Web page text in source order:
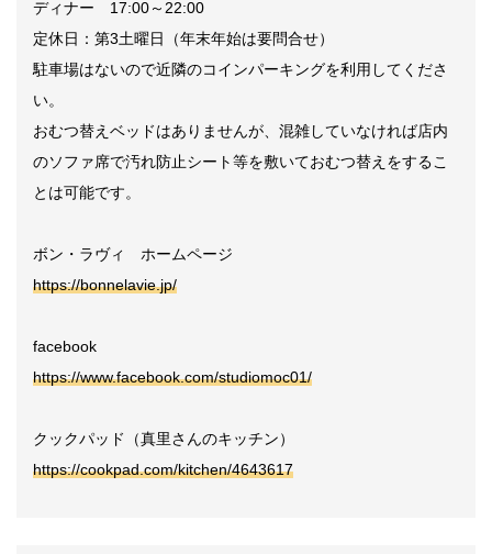
ディナー 17:00～22:00
定休日：第3土曜日（年末年始は要問合せ）
駐車場はないので近隣のコインパーキングを利用してくださ
い。
おむつ替えベッドはありませんが、混雑していなければ店内
のソファ席で汚れ防止シート等を敷いておむつ替えをするこ
とは可能です。
ボン・ラヴィ ホームページ
https://bonnelavie.jp/
facebook
https://www.facebook.com/studiomoc01/
クックパッド（真里さんのキッチン）
https://cookpad.com/kitchen/4643617